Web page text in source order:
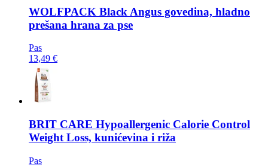
WOLFPACK Black Angus govedina, hladno
prešana hrana za pse
Pas
13,49 €
BRIT CARE Hypoallergenic Calorie Control
Weight Loss, kunićevina i riža
Pas